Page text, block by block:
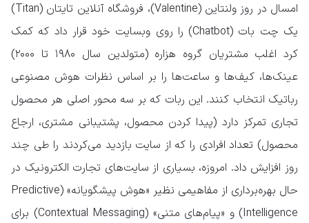
امسال در روز ولنتاین (Valentine)، فروشگاه آنلاین تایتان (Titan)
یک چت بات (Chatbot) را روی وبسایت خود قرار داد که کمک
کرد اغلب مشتریان گروه هزاره (متولدین سال ۱۹۸۰ تا ۲۰۰۰)
عینک‌ها، کیف‌ها و ساعت‌ها را بر اساس نظرات هوش مصنوعی
رباتیک انتخاب کنند. این ربات که بر سه محور اصلی هر محصول
تجاری تمرکز دارد (پیدا کردن محصول، پشتیبانی مشتری، ارجاع
محصول) تعداد افرادی را که از سایت بازدید می‌کردند را طی چند
روز افزایش داد. امروزه، بسیاری از سایت‌های تجارت الکترونیک در
حال بهره‌برداری از مفاهیمی نظیر «هوش پیشگویانه» (Predictive
Intelligence) و «پیام‌های متنی» (Contextual Messaging) برای